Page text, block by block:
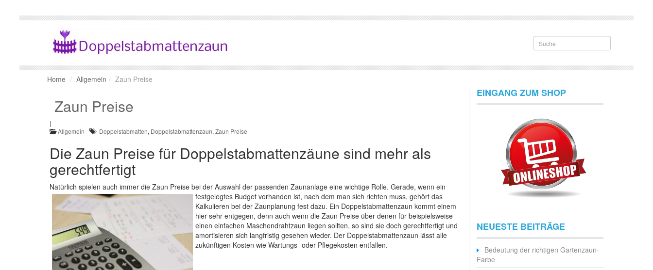
Suche
Home Allgemein Zaun Preise
Zaun Preise
|
Allgemein
Doppelstabmatten, Doppelstabmattenzaun, Zaun Preise
Die Zaun Preise für Doppelstabmattenzäune sind mehr als
gerechtfertigt
Natürlich spielen auch immer die Zaun Preise bei der Auswahl der passenden Zaunanlage eine wichtige Rolle. Gerade, wenn ein
festgelegtes Budget vorhanden ist, nach dem man sich richten muss, gehört das
Kalkulieren bei der Zaunplanung fest dazu. Ein Doppelstabmattenzaun kommt einem
hier sehr entgegen, denn auch wenn die Zaun Preise über denen für beispielsweise
einen einfachen Maschendrahtzaun liegen sollten, so sind sie doch gerechtfertigt und
amortisieren sich langfristig gesehen wieder. Der Doppelstabmattenzaun lässt alle
zukünftigen Kosten wie Wartungs- oder Pflegekosten entfallen.
EINGANG ZUM SHOP
NEUESTE BEITRÄGE
Bedeutung der richtigen Gartenzaun-
Farbe